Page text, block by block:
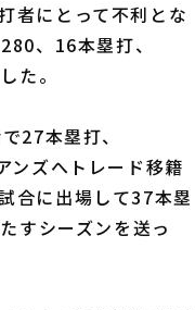
者にとって不利とな
、16本塁打、
た。
27本塁打、
ンズへトレード移籍
合に出場して37本塁
すシーズンを送っ